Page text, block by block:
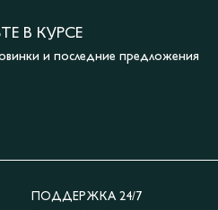
В КУРСЕ
и последние предложения
ПОДДЕРЖКА 24/7